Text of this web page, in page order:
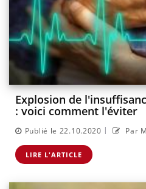
Explosion de
: voici comment l'éviter
Publié le 22.10.2020 | Par
LIRE L'ARTICLE